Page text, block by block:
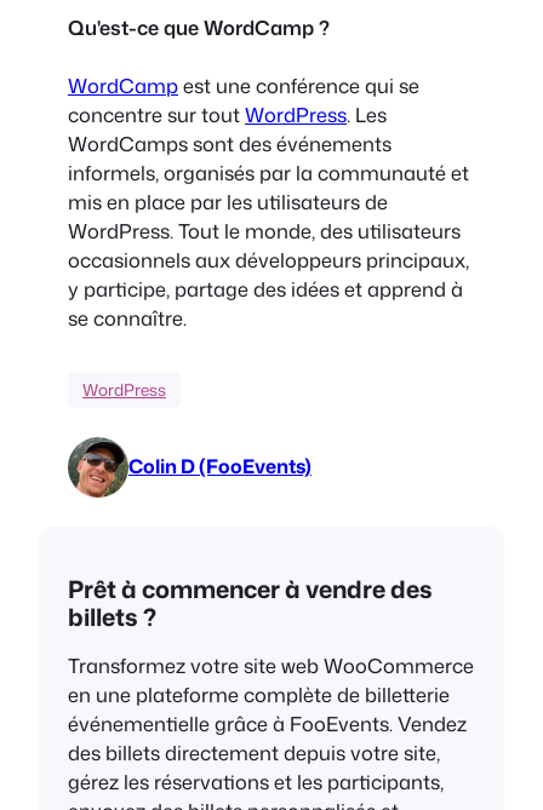
Qu'est-ce que WordCamp ?
WordCampest une conférence qui se
concentre sur toutWordPress. Les
WordCamps sont des événements
informels, organisés par la communauté et
mis en place par les utilisateurs de
WordPress. Tout le monde, des utilisateurs
occasionnels aux développeurs principaux,
y participe, partage des idées et apprend à
se connaître.
WordPress
Colin D (FooEvents)
Prêt à commencer à vendre des
billets ?
Transformez votre site web WooCommerce
en une plateforme complète de billetterie
événementielle grâce à FooEvents. Vendez
des billets directement depuis votre site,
gérez les réservations et les participants,